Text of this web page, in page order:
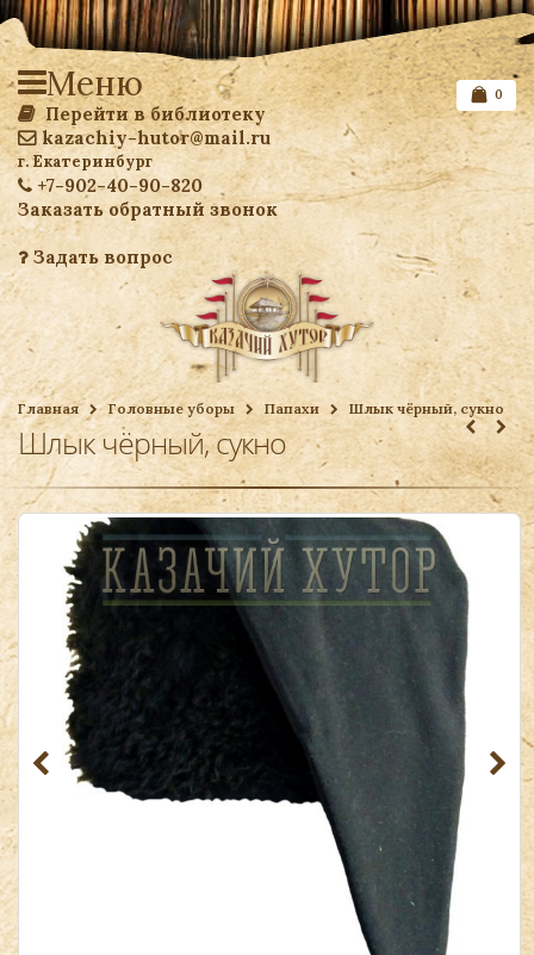
Перейти в библиотеку
kazachiy-hutor@mail.ru
г. Екатеринбург
+7-902-40-90-820
Заказать обратный звонок
Задать вопрос
Список желаемого
Ваша корзина
0
Меню
Главная Головные уборы Папахи Шлык чёрный, сукно
Шлык чёрный, сукно